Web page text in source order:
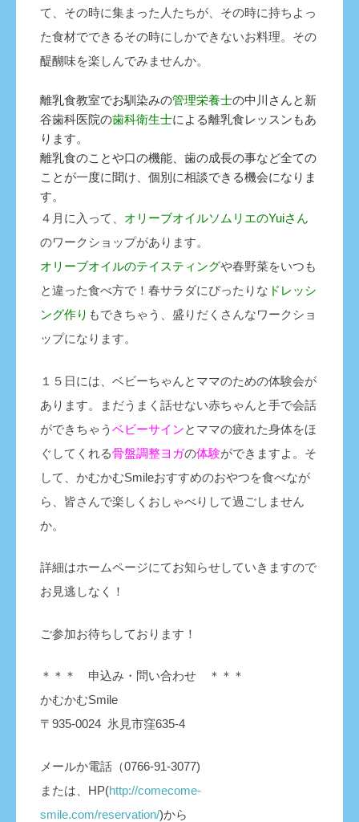
て、その時に集まった人たちが、その時に持ちよっ
た食材でできるその時にしかできないお料理。その
醍醐味を楽しんでみませんか。
離乳食教室でお馴染みの管理栄養士の中川さんと新
谷歯科医院の歯科衛生士による離乳食レッスンもあ
ります。
離乳食のことや口の機能、歯の成長の事など全ての
ことが一度に聞け、個別に相談できる機会になりま
す。
４月に入って、 オリーブオイルソムリエのYuiさん
のワークショップがあります。
オリーブオイルのテイスティングや春野菜をいつも
と違った食べ方で！春サラダにぴったりな ドレッシ
ング作り もできちゃう、盛りだくさんなワークショ
ップになります。
１５日には、ベビーちゃんとママのための体験会が
あります。まだうまく話せない赤ちゃんと手で会話
ができちゃう ベビーサインとママの疲れた身体をほ
ぐしてくれる骨盤調整ヨガの体験ができますよ。そ
して、かむかむSmileおすすめのおやつを食べなが
ら、皆さんで楽しくおしゃべりして過ごしません
か。
詳細はホームページにてお知らせしていきますので
お見逃しなく！
ご参加お待ちしております！
＊＊＊ 申込み・問い合わせ ＊＊＊
かむかむSmile
〒935-0024 氷見市窪635-4
メールか電話（0766-91-3077)
または、HP(http://comecome-
smile.com/reservation/)から